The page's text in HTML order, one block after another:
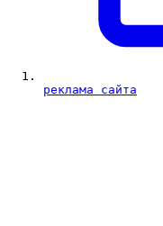
реклама сайта